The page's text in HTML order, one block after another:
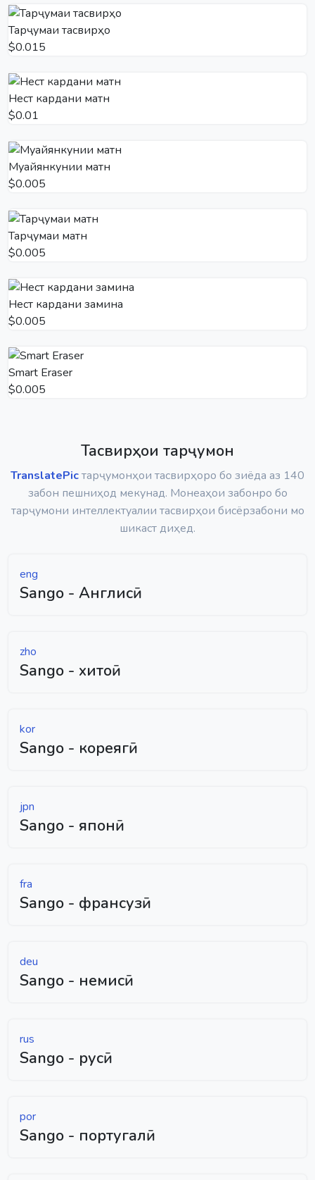
Тарҷумаи тасвирҳо
$0.015
Нест кардани матн
$0.01
Муайянкунии матн
$0.005
Тарҷумаи матн
$0.005
Нест кардани замина
$0.005
Smart Eraser
$0.005
Тасвирҳои тарҷумон
TranslatePicтарҷумонҳои тасвирҳоро бо зиёда аз 140
забон пешниҳод мекунад. Монеаҳои забонро бо
тарҷумони интеллектуалии тасвирҳои бисёрзабони мо
шикаст диҳед.
eng
Sango - Англисӣ
zho
Sango - хитоӣ
kor
Sango - кореягӣ
jpn
Sango - японӣ
fra
Sango - франсузӣ
deu
Sango - немисӣ
rus
Sango - русӣ
por
Sango - португалӣ